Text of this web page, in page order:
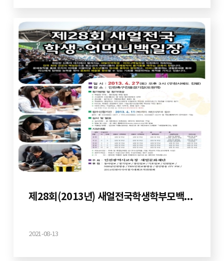
제28회(2013년) 새얼전국학생학부모백일장
2021-08-13